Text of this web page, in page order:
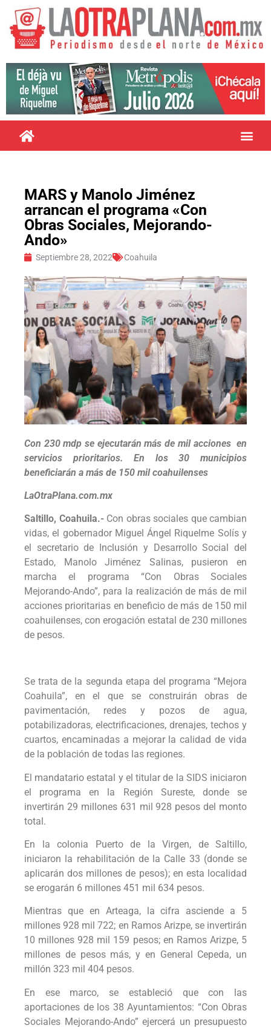
MARS y Manolo Jiménez
arrancan el programa «Con
Obras Sociales, Mejorando-
Ando»
Septiembre 28, 2022 Coahuila
Con 230 mdp se ejecutarán más de mil acciones en
servicios prioritarios. En los 30 municipios
beneficiarán a más de 150 mil coahuilenses
LaOtraPlana.com.mx
Saltillo, Coahuila.-Con obras sociales que cambian
vidas, el gobernador Miguel Ángel Riquelme Solís y
el secretario de Inclusión y Desarrollo Social del
Estado, Manolo Jiménez Salinas, pusieron en
marcha el programa “Con Obras Sociales
Mejorando-Ando”, para la realización de más de mil
acciones prioritarias en beneficio de más de 150 mil
coahuilenses, con erogación estatal de 230 millones
de pesos.
Se trata de la segunda etapa del programa “Mejora
Coahuila”, en el que se construirán obras de
pavimentación, redes y pozos de agua,
potabilizadoras, electrificaciones, drenajes, techos y
cuartos, encaminadas a mejorar la calidad de vida
de la población de todas las regiones.
El mandatario estatal y el titular de la SIDS iniciaron
el programa en la Región Sureste, donde se
invertirán 29 millones 631 mil 928 pesos del monto
total.
En la colonia Puerto de la Virgen, de Saltillo,
iniciaron la rehabilitación de la Calle 33 (donde se
aplicarán dos millones de pesos); en esta localidad
se erogarán 6 millones 451 mil 634 pesos.
Mientras que en Arteaga, la cifra asciende a 5
millones 928 mil 722; en Ramos Arizpe, se invertirán
10 millones 928 mil 159 pesos; en Ramos Arizpe, 5
millones de pesos más, y en General Cepeda, un
millón 323 mil 404 pesos.
En ese marco, se estableció que con las
aportaciones de los 38 Ayuntamientos: “Con Obras
Sociales Mejorando-Ando” ejercerá un presupuesto